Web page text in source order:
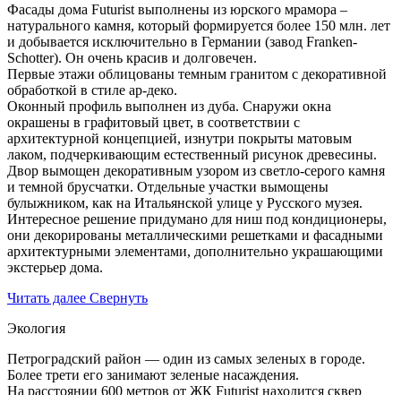
Фасады дома Futurist выполнены из юрского мрамора –
натурального камня, который формируется более 150 млн. лет
и добывается исключительно в Германии (завод Franken-
Schotter). Он очень красив и долговечен.
Первые этажи облицованы темным гранитом с декоративной
обработкой в стиле ар-деко.
Оконный профиль выполнен из дуба. Снаружи окна
окрашены в графитовый цвет, в соответствии с
архитектурной концепцией, изнутри покрыты матовым
лаком, подчеркивающим естественный рисунок древесины.
Двор вымощен декоративным узором из светло-серого камня
и темной брусчатки. Отдельные участки вымощены
булыжником, как на Итальянской улице у Русского музея.
Интересное решение придумано для ниш под кондиционеры,
они декорированы металлическими решетками и фасадными
архитектурными элементами, дополнительно украшающими
экстерьер дома.
Читать далее Свернуть
Экология
Петроградский район — один из самых зеленых в городе.
Более трети его занимают зеленые насаждения.
На расстоянии 600 метров от ЖК Futurist находится сквер